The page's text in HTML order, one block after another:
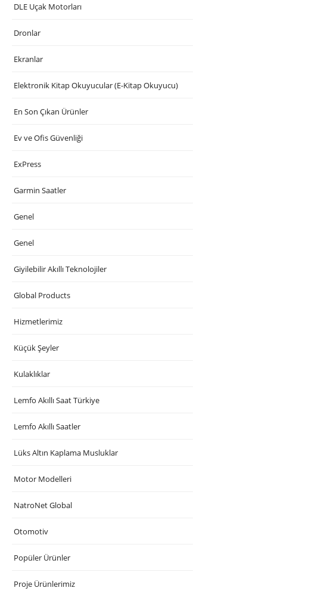
DLE Uçak Motorları
Dronlar
Ekranlar
Elektronik Kitap Okuyucular (E-Kitap Okuyucu)
En Son Çıkan Ürünler
Ev ve Ofis Güvenliği
ExPress
Garmin Saatler
Genel
Genel
Giyilebilir Akıllı Teknolojiler
Global Products
Hizmetlerimiz
Küçük Şeyler
Kulaklıklar
Lemfo Akıllı Saat Türkiye
Lemfo Akıllı Saatler
Lüks Altın Kaplama Musluklar
Motor Modelleri
NatroNet Global
Otomotiv
Popüler Ürünler
Proje Ürünlerimiz